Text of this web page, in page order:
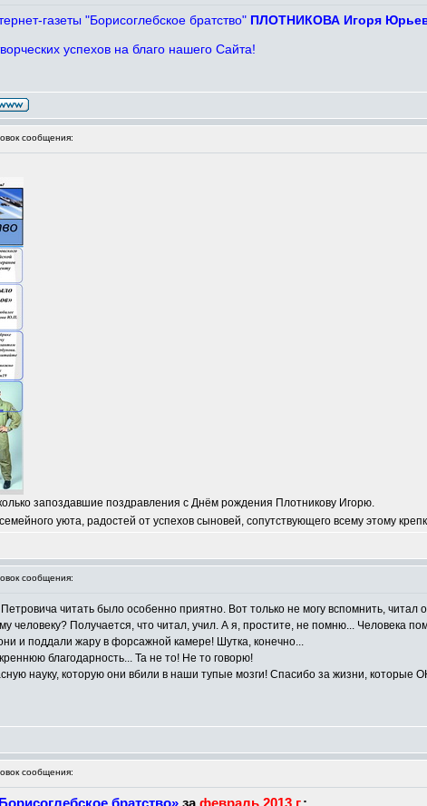
газеты "Борисоглебское братство" ПЛОТНИКОВА Игоря
успехов на благо нашего Сайта!
сообщения:
запоздавшие поздравления с Днём рождения Плотникову Игорю.
уюта, радостей от успехов сыновей, сопутствующего всему этому
сообщения:
читать было особенно приятно. Вот только не могу вспомнить,
человеку? Получается, что читал, учил. А я, простите, не помню... Человека
и поддали жару в форсажной камере! Шутка, конечно...
благодарность... Та не то! Не то говорю!
науку, которую они вбили в наши тупые мозги! Спасибо за жизни, которые
сообщения:
братство» за февраль 2013 г.: